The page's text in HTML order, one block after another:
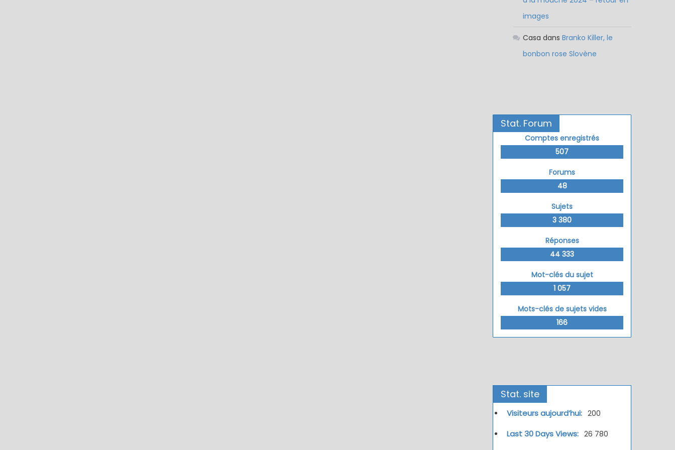
images
Casa dansBranko Killer, le
bonbon rose Slovène
Stat. Forum
Comptes enregistrés
507
Forums
48
Sujets
3 380
Réponses
44 333
Mot-clés du sujet
1 057
Mots-clés de sujets vides
166
Stat. site
Visiteurs aujourd’hui: 200
Last 30 Days Views: 26 780